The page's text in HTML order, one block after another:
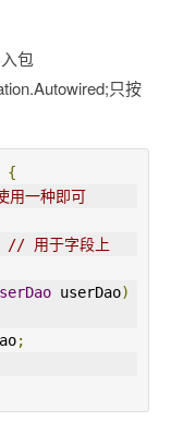
包
只按
{
用一种即可
// 用于字段上
userDao)
;